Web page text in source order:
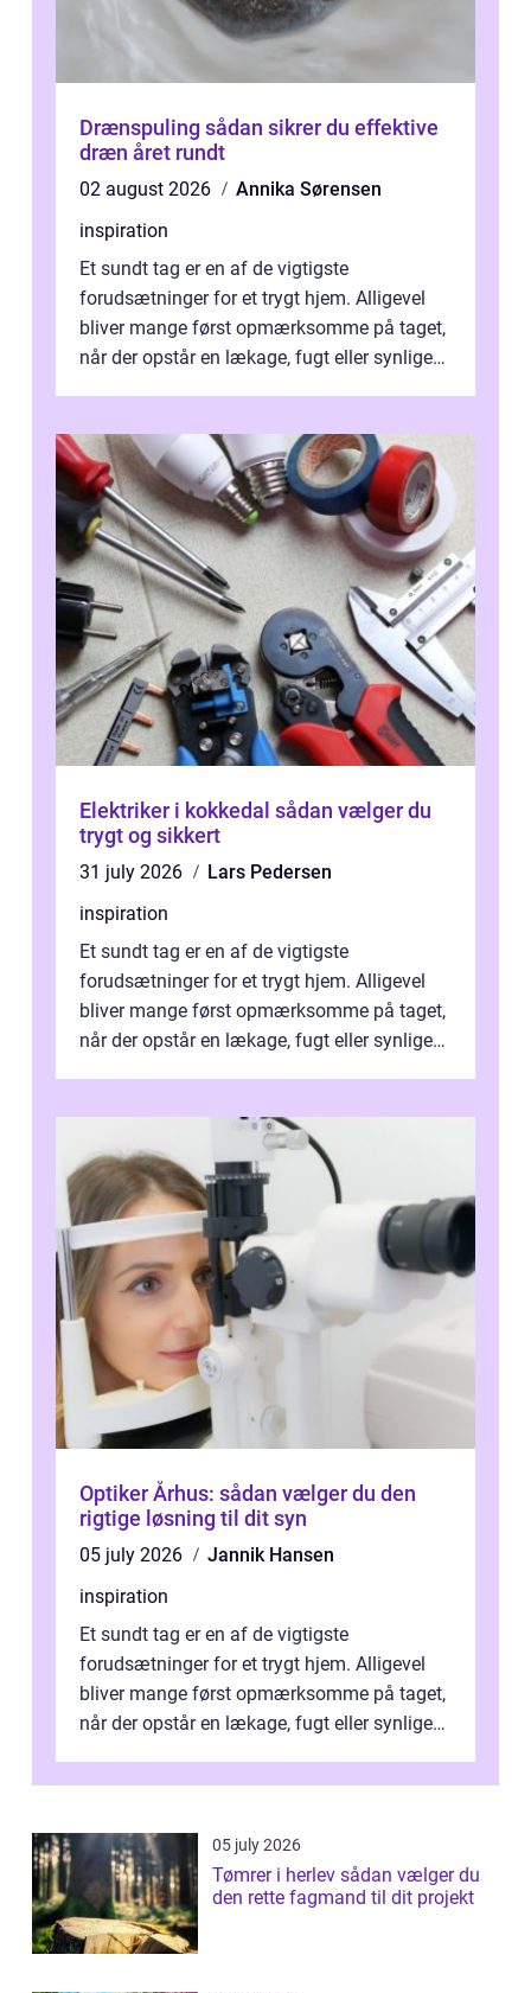
Drænspuling sådan sikrer du effektive
dræn året rundt
02 august 2026
Annika Sørensen
inspiration
Et sundt tag er en af de vigtigste
forudsætninger for et trygt hjem. Alligevel
bliver mange først opmærksomme på taget,
når der opstår en lækage, fugt eller synlige
Elektriker i kokkedal sådan vælger du
trygt og sikkert
31 july 2026
Lars Pedersen
inspiration
Et sundt tag er en af de vigtigste
forudsætninger for et trygt hjem. Alligevel
bliver mange først opmærksomme på taget,
når der opstår en lækage, fugt eller synlige
Optiker Århus: sådan vælger du den
rigtige løsning til dit syn
05 july 2026
Jannik Hansen
inspiration
Et sundt tag er en af de vigtigste
forudsætninger for et trygt hjem. Alligevel
bliver mange først opmærksomme på taget,
når der opstår en lækage, fugt eller synlige
05 july 2026
Tømrer i herlev sådan vælger du
den rette fagmand til dit projekt